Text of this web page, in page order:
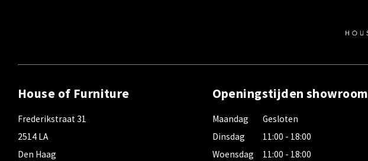
House of Furniture
Frederikstraat 31
2514 LA
Den Haag
Openingstijden showroom
Maandag
Dinsdag
Woensdag
Gesloten
11:00 - 18:00
11:00 - 18:00